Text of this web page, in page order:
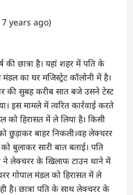
years ago)
की छात्रा है। यहां शहर में पति के
का घर मजिस्ट्रेट कॉलोनी में है।
की सुबह करीब सात बजे उसने टेस्ट
इस मामले में त्वरित कार्रवाई करते
हिरासत में ले लिया है। किसी
छुड़ाकर बाहर निकली।वह लेक्चरर
बुलाकर सारी बात बताई। पति
ने लेक्चरर के खिलाफ टाउन थाने में
गोपाल मंडल को हिरासत में ले
है। छात्रा पति के साथ लेक्चरर के